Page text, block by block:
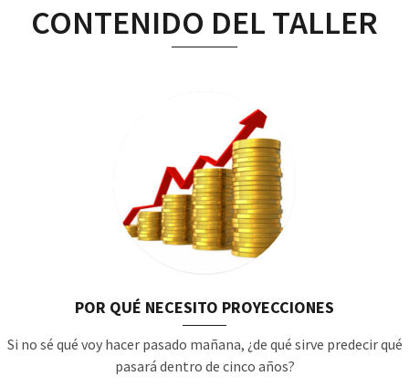
CONTENIDO DEL TALLER
POR QUÉ NECESITO PROYECCIONES
Si no sé qué voy hacer pasado mañana, ¿de qué sirve predecir qué
pasará dentro de cinco años?